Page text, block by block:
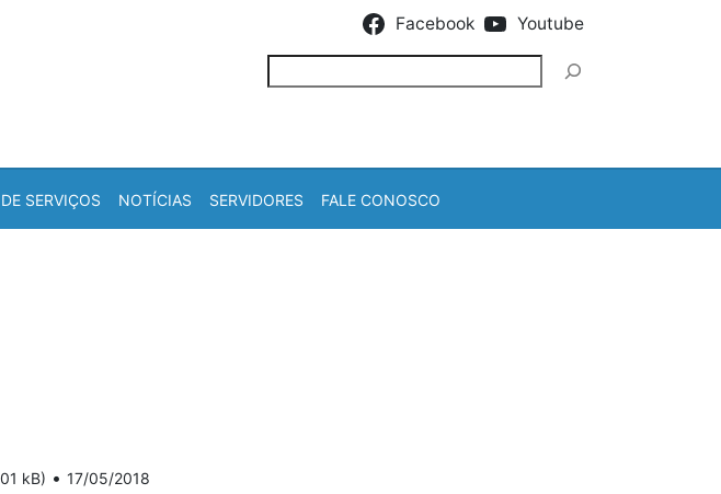
Facebook Youtube
SERVIÇOS NOTÍCIAS SERVIDORES FALE CONOSCO
kB) • 17/05/2018